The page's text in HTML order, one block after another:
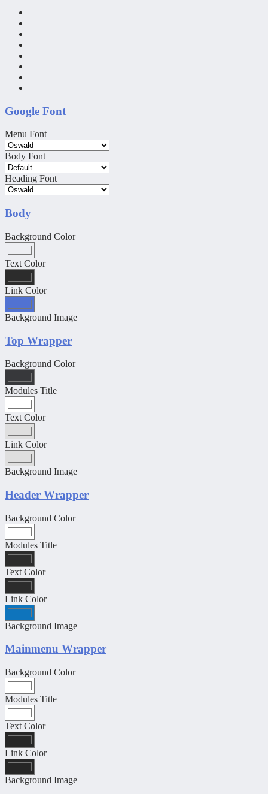
Google Font
Menu Font
Body Font
Heading Font
Body
Background Color
Text Color
Link Color
Background Image
Top Wrapper
Background Color
Modules Title
Text Color
Link Color
Background Image
Header Wrapper
Background Color
Modules Title
Text Color
Link Color
Background Image
Mainmenu Wrapper
Background Color
Modules Title
Text Color
Link Color
Background Image